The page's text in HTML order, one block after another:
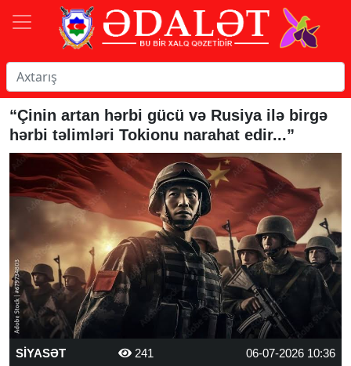
“Çinin artan hərbi gücü və Rusiya ilə birgə
hərbi təlimləri Tokionu narahat edir...”
SİYASƏT 241
06-07-2026 10:36